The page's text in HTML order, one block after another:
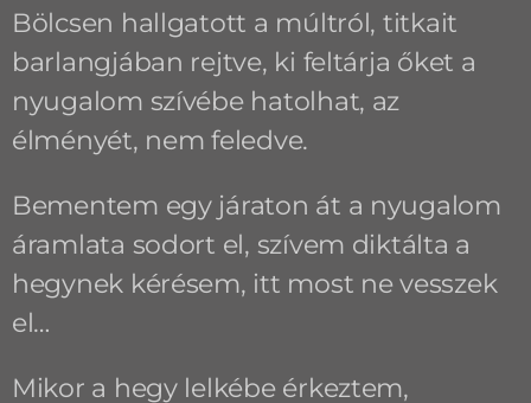
Bölcsen hallgatott a múltról, titkait
barlangjában rejtve, ki feltárja őket a
nyugalom szívébe hatolhat, az
élményét, nem feledve.
Bementem egy járaton át a nyugalom
áramlata sodort el, szívem diktálta a
hegynek kérésem, itt most ne vesszek
el…
Mikor a hegy lelkébe érkeztem,